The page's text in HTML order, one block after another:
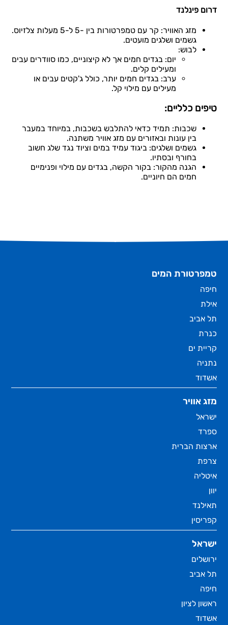
דרום פינלנד
מזג האוויר: קר עם טמפרטורות בין -5 ל-5 מעלות צלזיוס.
גשמים ושלגים מועטים.
לבוש:
יום: בגדים חמים אך לא קיצוניים, כמו סוודרים עבים
ומעילים קלים.
ערב: בגדים חמים יותר, כולל ג'קטים עבים או
מעילים עם מילוי קל.
טיפים כלליים:
שכבות: תמיד כדאי להתלבש בשכבות, במיוחד במעבר
בין עונות ובאזורים עם מזג אוויר משתנה.
גשמים ושלגים: ביגוד עמיד במים וציוד נגד שלג חשוב
בחורף ובסתיו.
הגנה מהקור: בקור הקשה, בגדים עם מילוי ופנימיים
חמים הם חיוניים.
טמפרטורת המים
חיפה
אילת
תל אביב
כנרת
קריית ים
נתניה
אשדוד
מזג אוויר
ישראל
ספרד
ארצות הברית
צרפת
איטליה
יוון
תאילנד
קפריסין
ישראל
ירושלים
תל אביב
חיפה
ראשון לציון
אשדוד